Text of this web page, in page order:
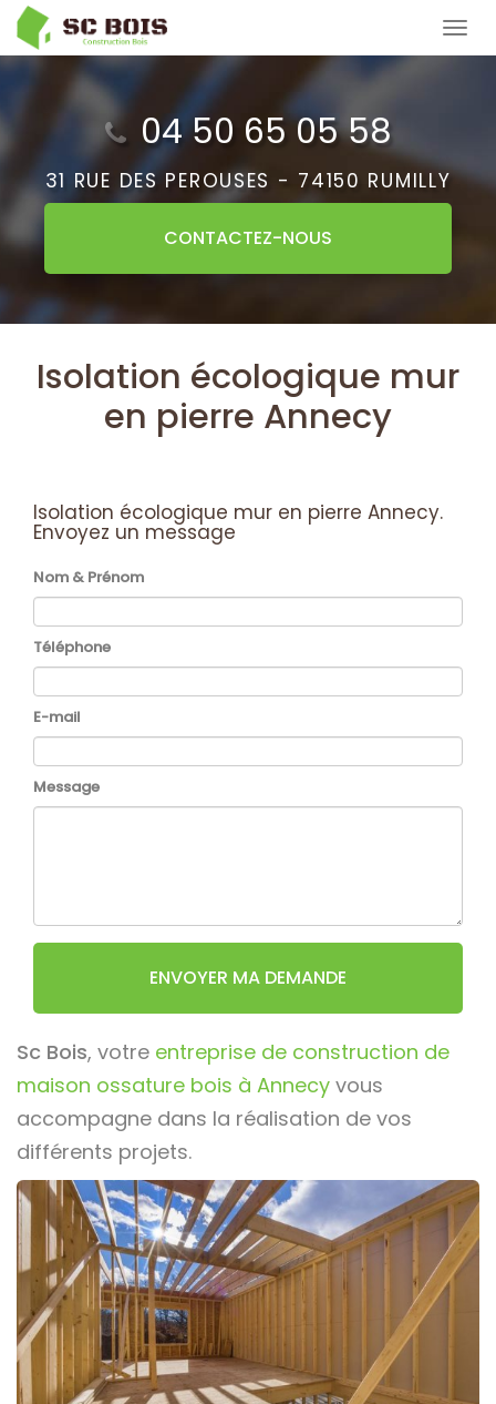
Aller
au
contenu
principal
04 50 65 05 58
31 RUE DES PEROUSES - 74150 RUMILLY
CONTACTEZ-NOUS
Isolation écologique mur
en pierre Annecy
Isolation écologique mur en pierre Annecy.
Envoyez un message
Nom & Prénom
Téléphone
E-mail
Message
ENVOYER MA DEMANDE
Sc Bois, votre entreprise de construction de
maison ossature bois à Annecy vous
accompagne dans la réalisation de vos
différents projets.